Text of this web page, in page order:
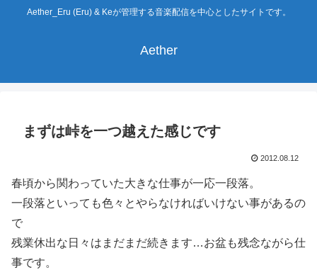
Aether_Eru (Eru) & Keが管理する音楽配信を中心としたサイトです。
Aether
まずは峠を一つ越えた感じです
2012.08.12
春頃から関わっていた大きな仕事が一応一段落。
一段落といっても色々とやらなければいけない事があるの
で
残業休出な日々はまだまだ続きます…お盆も残念ながら仕
事です。